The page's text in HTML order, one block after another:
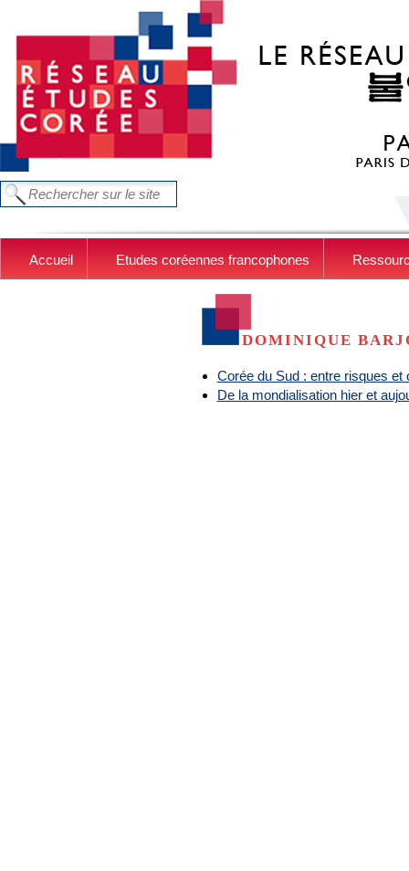
Aller au contenu principal
FORMULAIRE DE RECHERCHE
Chercher dans ce site
Accueil Etudes coréennes francophones
DOMINIQUE
Corée du Sud : entre risques et
De la mondialisation hier et